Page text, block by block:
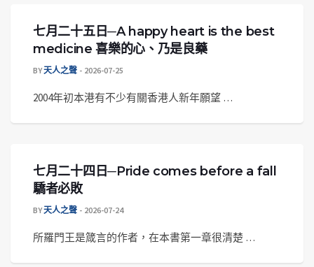
七月二十五日─A happy heart is the best
medicine 喜樂的心、乃是良藥
BY天人之聲 2026-07-25
2004年初本港有不少有關香港人新年願望 …
七月二十四日─Pride comes before a fall
驕者必敗
BY天人之聲 2026-07-24
所羅門王是箴言的作者，在本書第一章很清楚 …